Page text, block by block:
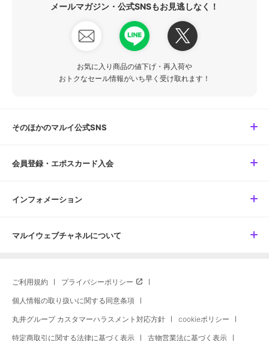
メールマガジン・公式SNSもお見逃しなく！
お気に入り商品の値下げ・再入荷や
おトクなセール情報がいち早く受け取れます！
そのほかのマルイ公式SNS
会員登録・エポスカード入会
インフォメーション
マルイウェブチャネルについて
ご利用規約 プライバシーポリシー
個人情報の取り扱いに関する同意条項
丸井グループ カスタマーハラスメント対応方針 cookieポリシー
特定商取引に関する法律に基づく表示 古物営業法に基づく表示